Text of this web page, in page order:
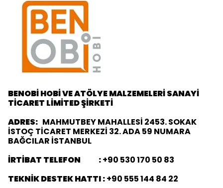
BENOBİ HOBİ VE ATÖLYE MALZEMELERİ SANAYİ
TİCARET LİMİTED ŞİRKETİ
ADRES: MAHMUTBEY MAHALLESİ 2453. SOKAK
İSTOÇ TİCARET MERKEZİ 32. ADA 59 NUMARA
BAĞCILAR İSTANBUL
İRTİBAT TELEFON :+90 530 170 50 83
TEKNİK DESTEK HATTI :+90 555 144 84 22